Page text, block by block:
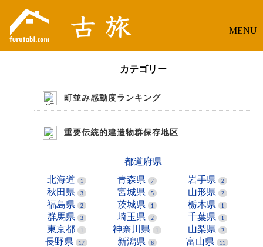
MENU
カテゴリー
町並み感動度ランキング
重要伝統的建造物群保存地区
都道府県
北海道
1 青森県 7 岩手県 2
秋田県 3 宮城県 5 山形県 2
福島県 2 茨城県 1 栃木県 1
群馬県 3 埼玉県 2 千葉県 1
東京都 1 神奈川県 1 山梨県 2
長野県 17 新潟県 6 富山県 11